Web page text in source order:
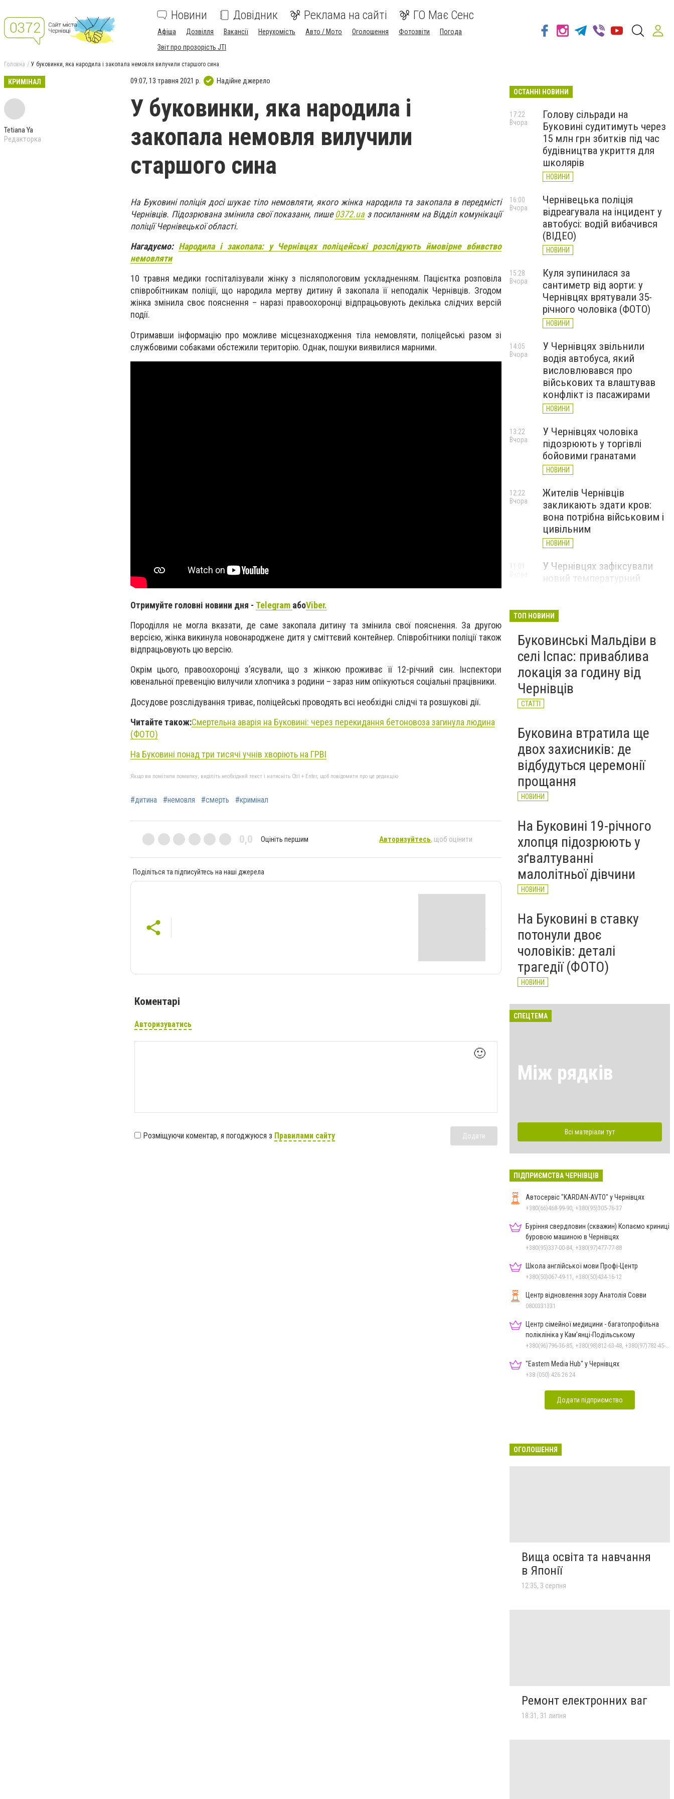
Новини Довідник Реклама на сайті ГО Має Сенс
Афіша Дозвілля Вакансії Нерухомість Авто / Мото Оголошення Фотозвіти
Погода
Звіт про прозорість JTI
Головна У буковинки, яка народила і закопала немовля вилучили старшого сина
КРИМІНАЛ
Tetiana Ya
Редакторка
09:07, 13 травня 2021 р. Надійне джерело
У буковинки, яка народила і
закопала немовля вилучили
старшого сина
На Буковині поліція досі шукає тіло немовляти, якого жінка народила та закопала в передмісті
Чернівців. Підозрювана змінила свої показанн, пише0372.uaз посиланням на Відділ комунікації
поліції Чернівецької області.
Нагадуємо: Народила і закопала: у Чернівцях поліцейські розслідують ймовірне вбивство
немовляти
10 травня медики госпіталізували жінку з післяпологовим ускладненням. Пацієнтка розповіла
співробітникам поліції, що народила мертву дитину й закопала її неподалік Чернівців. Згодом
жінка змінила своє пояснення – наразі правоохоронці відпрацьовують декілька слідчих версій
події.
Отримавши інформацію про можливе місцезнаходження тіла немовляти, поліцейські разом зі
службовими собаками обстежили територію. Однак, пошуки виявилися марними.
Отримуйте головні новини дня - Telegram абоViber.
Породілля не могла вказати, де саме закопала дитину та змінила свої пояснення. За другою
версією, жінка викинула новонароджене дитя у сміттєвий контейнер. Співробітники поліції також
відпрацьовують цю версію.
Окрім цього, правоохоронці з’ясували, що з жінкою проживає її 12-річний син. Інспектори
ювенальної превенцію вилучили хлопчика з родини – зараз ним опікуються соціальні працівники.
Досудове розслідування триває, поліцейські проводять всі необхідні слідчі та розшукові дії.
Читайте також:Смертельна аварія на Буковині: через перекидання бетоновоза загинула людина
(ФОТО)
На Буковині понад три тисячі учнів хворіють на ГРВІ
Якщо ви помітили помилку, виділіть необхідний текст і натисніть Ctrl + Enter, щоб повідомити про це редакцію
#дитина #немовля #смерть #кримінал
0,0 Оцініть першим Авторизуйтесь, щоб оцінити
Поділіться та підписуйтесь на наші джерела
Коментарі
Авторизуватись
🙂
Розміщуючи коментар, я погоджуюся з Правилами сайту Додати
ОСТАННІ НОВИНИ
Голову сільради на
Буковині судитимуть через
15 млн грн збитків під час
будівництва укриття для
школярів
НОВИНИ
17:22
Вчора
Чернівецька поліція
відреагувала на інцидент у
автобусі: водій вибачився
(ВІДЕО)
НОВИНИ
16:00
Вчора
Куля зупинилася за
сантиметр від аорти: у
Чернівцях врятували 35-
річного чоловіка (ФОТО)
НОВИНИ
15:28
Вчора
У Чернівцях звільнили
водія автобуса, який
висловлювався про
військових та влаштував
конфлікт із пасажирами
НОВИНИ
14:05
Вчора
У Чернівцях чоловіка
підозрюють у торгівлі
бойовими гранатами
НОВИНИ
13:22
Вчора
Жителів Чернівців
закликають здати кров:
вона потрібна військовим і
цивільним
НОВИНИ
12:22
Вчора
У Чернівцях зафіксували
новий температурний
11:01
області обмежили рух
великовагового транспорту
НОВИНИ
Вчора
ТОП НОВИНИ
Буковинські Мальдіви в
селі Іспас: приваблива
локація за годину від
Чернівців
СТАТТІ
Буковина втратила ще
двох захисників: де
відбудуться церемонії
прощання
НОВИНИ
На Буковині 19-річного
хлопця підозрюють у
зґвалтуванні
малолітньої дівчини
НОВИНИ
На Буковині в ставку
потонули двоє
чоловіків: деталі
трагедії (ФОТО)
НОВИНИ
СПЕЦТЕМА
Між рядків
Всі матеріали тут
ПІДПРИЄМСТВА ЧЕРНІВЦІВ
Автосервіс "KARDAN-AVTO" у Чернівцях
+380(66)468-99-90, +380(95)305-76-37
Буріння свердловин (скважин) Копаємо криниці
буровою машиною в Чернівцях
+380(95)337-00-84, +380(97)477-77-88
Школа англійської мови Профі-Центр
+380(50)067-49-11, +380(50)434-16-12
Центр відновлення зору Анатолія Совви
0800331331
Центр сімейної медицини - багатопрофільна
поліклініка у Кам’янці-Подільському
"Eastern Media Hub" у Чернівцях
+38 (050) 426 26 24
Додати підприємство
ОГОЛОШЕННЯ
Вища освіта та навчання
в Японії
12:35, 3 серпня
Ремонт електронних ваг
18:31, 31 липня